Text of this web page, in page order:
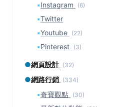
▪Instagram (6)
▪Twitter
▪Youtube (22)
▪Pinterest (3)
●網頁設計 (32)
●網路行銷 (334)
▪奇寶觀點 (30)